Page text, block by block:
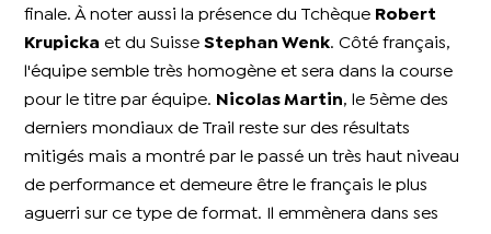
finale. À noter aussi la présence du Tchèque Robert
Krupicka et du SuisseStephan Wenk. Côté français,
l'équipe semble très homogène et sera dans la course
pour le titre par équipe.
Nicolas Martin, le 5ème des
derniers mondiaux de Trail reste sur des résultats
mitigés mais a montré par le passé un très haut niveau
de performance et demeure être le français le plus
aguerri sur ce type de format. Il emmènera dans ses